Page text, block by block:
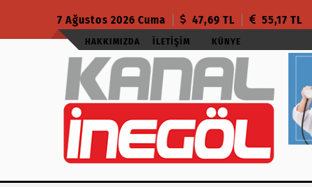
7 Ağustos 2026 Cuma 47,69 TL 55,17 TL
HAKKIMIZDA İLETIŞIM KÜNYE